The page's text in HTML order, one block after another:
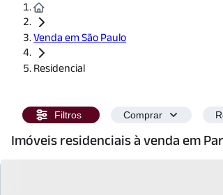
Venda em São Paulo
Residencial
Filtros Comprar
Imóveis residenciais à venda em